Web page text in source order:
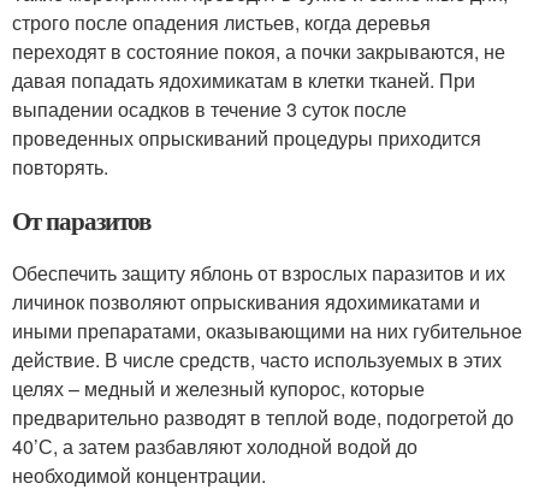
строго после опадения листьев, когда деревья
переходят в состояние покоя, а почки закрываются, не
давая попадать ядохимикатам в клетки тканей. При
выпадении осадков в течение 3 суток после
проведенных опрыскиваний процедуры приходится
повторять.
От паразитов
Обеспечить защиту яблонь от взрослых паразитов и их
личинок позволяют опрыскивания ядохимикатами и
иными препаратами, оказывающими на них губительное
действие. В числе средств, часто используемых в этих
целях – медный и железный купорос, которые
предварительно разводят в теплой воде, подогретой до
40’С, а затем разбавляют холодной водой до
необходимой концентрации.